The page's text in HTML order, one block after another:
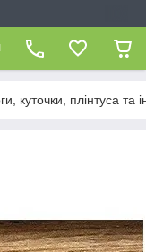
куточки, плінтуса та